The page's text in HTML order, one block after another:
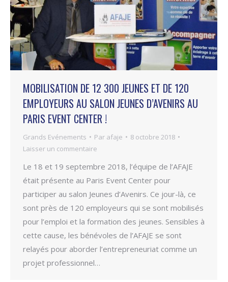
MOBILISATION DE 12 300 JEUNES ET DE 120
EMPLOYEURS AU SALON JEUNES D’AVENIRS AU
PARIS EVENT CENTER !
Grands Evénements Par afaje
8 octobre 2018
Laisser un commentaire
Le 18 et 19 septembre 2018, l’équipe de l’AFAJE
était présente au Paris Event Center pour
participer au salon Jeunes d’Avenirs. Ce jour-là, ce
sont près de 120 employeurs qui se sont mobilisés
pour l’emploi et la formation des jeunes. Sensibles à
cette cause, les bénévoles de l’AFAJE se sont
relayés pour aborder l’entrepreneuriat comme un
projet professionnel…